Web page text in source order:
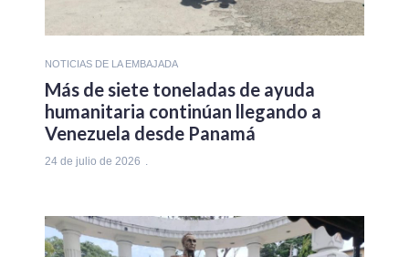
NOTICIAS DE LA EMBAJADA
Más de siete toneladas de ayuda
humanitaria continúan llegando a
Venezuela desde Panamá
24 de julio de 2026